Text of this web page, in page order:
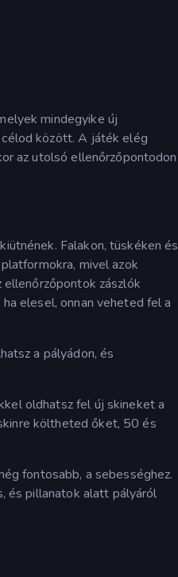
mindegyike új
között. A játék elég
az utolsó ellenőrzőpontodon
Falakon, tüskéken és
mivel azok
zászlók
elesel, onnan veheted fel a
a pályádon, és
oldhatsz fel új skineket a
költheted őket, 50 és
fontosabb, a sebességhez.
és pillanatok alatt pályáról